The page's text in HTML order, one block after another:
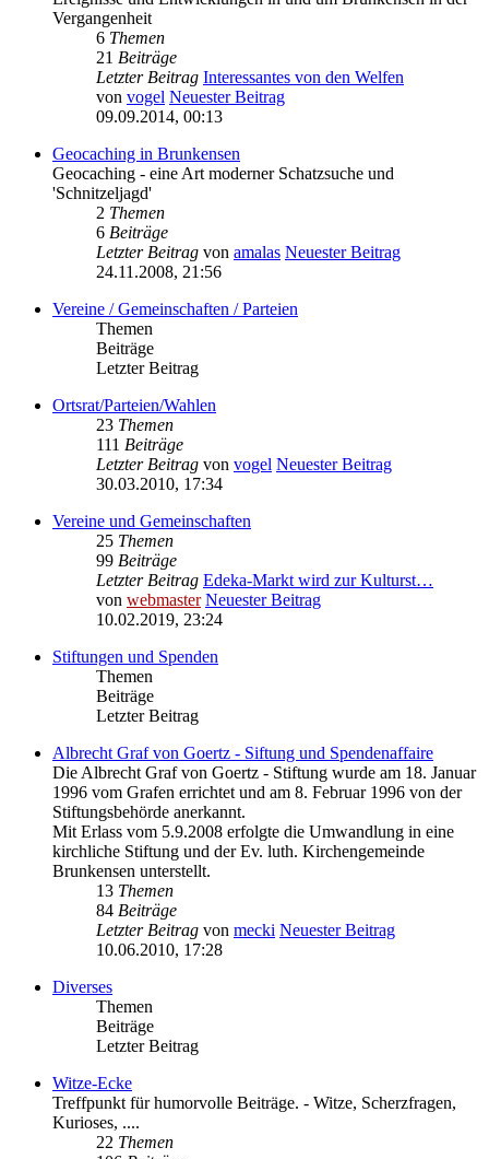
Vergangenheit
6 Themen
21 Beiträge
Letzter Beitrag Interessantes von den Welfen
von vogel Neuester Beitrag
09.09.2014, 00:13
Geocaching in Brunkensen
Geocaching - eine Art moderner Schatzsuche und
'Schnitzeljagd'
2 Themen
6 Beiträge
Letzter Beitrag von amalas Neuester Beitrag
24.11.2008, 21:56
Vereine / Gemeinschaften / Parteien
Themen
Beiträge
Letzter Beitrag
Ortsrat/Parteien/Wahlen
23 Themen
111 Beiträge
Letzter Beitrag von vogel Neuester Beitrag
30.03.2010, 17:34
Vereine und Gemeinschaften
25 Themen
99 Beiträge
Letzter Beitrag Edeka-Markt wird zur Kulturst…
von webmaster Neuester Beitrag
10.02.2019, 23:24
Stiftungen und Spenden
Themen
Beiträge
Letzter Beitrag
Albrecht Graf von Goertz - Siftung und Spendenaffaire
Die Albrecht Graf von Goertz - Stiftung wurde am 18. Januar
1996 vom Grafen errichtet und am 8. Februar 1996 von der
Stiftungsbehörde anerkannt.
Mit Erlass vom 5.9.2008 erfolgte die Umwandlung in eine
kirchliche Stiftung und der Ev. luth. Kirchengemeinde
Brunkensen unterstellt.
13 Themen
84 Beiträge
Letzter Beitrag von mecki Neuester Beitrag
10.06.2010, 17:28
Diverses
Themen
Beiträge
Letzter Beitrag
Witze-Ecke
Treffpunkt für humorvolle Beiträge. - Witze, Scherzfragen,
Kurioses, ....
22 Themen